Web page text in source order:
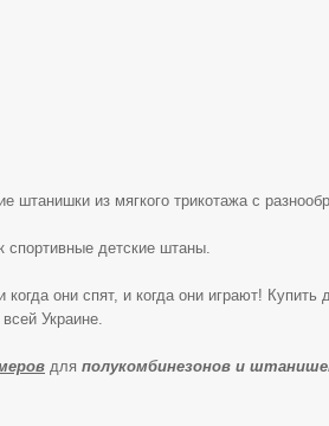
из мягкого трикотажа с
спортивные детские штаны.
они спят, и когда они играют! Купить
Украине.
для полукомбинезонов и